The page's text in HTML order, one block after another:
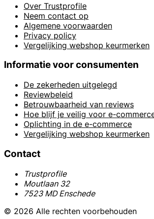
Over Trustprofile
Neem contact op
Algemene voorwaarden
Privacy policy
Vergelijking webshop keurmerken
Informatie voor consumenten
De zekerheden uitgelegd
Reviewbeleid
Betrouwbaarheid van reviews
Hoe blijf je veilig voor e-
Oplichting in de e-commerce
Vergelijking webshop keurmerken
Contact
Trustprofile
Moutlaan 32
7523 MD Enschede
© 2026 Alle rechten voorbehouden